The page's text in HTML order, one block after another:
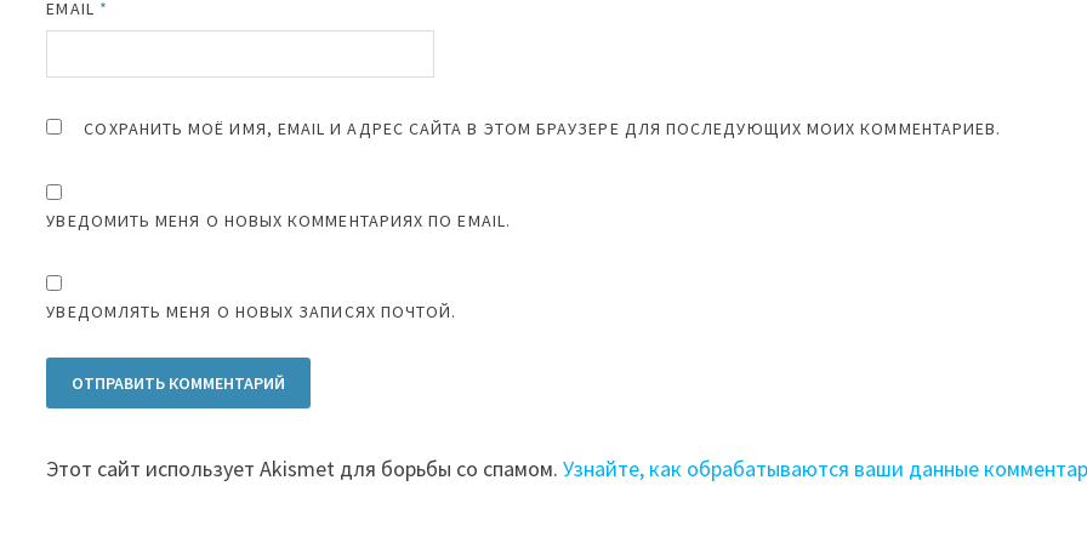
EMAIL *
СОХРАНИТЬ МОЁ ИМЯ, EMAIL И АДРЕС САЙТА В ЭТОМ БРАУЗЕРЕ ДЛЯ ПОСЛЕДУЮЩИХ МОИХ КОММЕНТАРИЕВ.
УВЕДОМИТЬ МЕНЯ О НОВЫХ КОММЕНТАРИЯХ ПО EMAIL.
УВЕДОМЛЯТЬ МЕНЯ О НОВЫХ ЗАПИСЯХ ПОЧТОЙ.
Этот сайт использует Akismet для борьбы со спамом.Узнайте, как обрабатываются ваши данные